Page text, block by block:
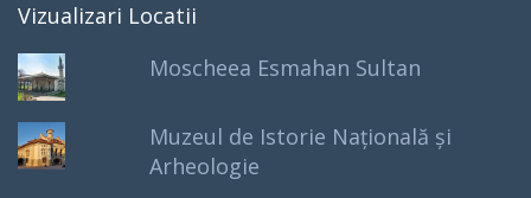
Vizualizari Locatii
Moscheea Esmahan Sultan
Muzeul de Istorie Națională și
Arheologie